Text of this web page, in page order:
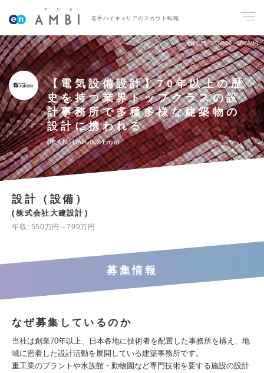
若手ハイキャリアのスカウト転職
掲載期間 26/08/06～26/08/19
【電気設備設計】70年以上の歴
史を持つ業界トップクラスの設
計事務所で多種多様な建築物の
設計に携われる
求人No.DAIK-002-E/tyo
設計（設備）
株式会社大建設計
年収 550万円～799万円
募集情報
なぜ募集しているのか
当社は創業70年以上、日本各地に技術者を配置した事務所を構え、地
域に密着した設計活動を展開している建築事務所です。
重工業のプラントや水族館・動物園など専門技術を要する施設の設計